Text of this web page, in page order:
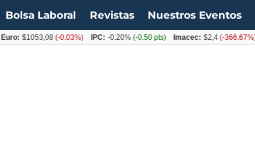
Bolsa Laboral Revistas Nuestros Eventos
Euro: $1053,08(-0.03%) IPC: -0.20%(-0.50 pts) Imacec: $2,4(-366.67%)